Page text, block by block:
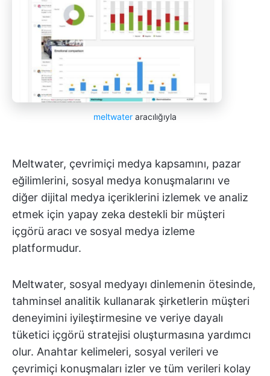
meltwater aracılığıyla
Meltwater, çevrimiçi medya kapsamını, pazar
eğilimlerini, sosyal medya konuşmalarını ve
diğer dijital medya içeriklerini izlemek ve analiz
etmek için yapay zeka destekli bir müşteri
içgörü aracı ve sosyal medya izleme
platformudur.
Meltwater, sosyal medyayı dinlemenin ötesinde,
tahminsel analitik kullanarak şirketlerin müşteri
deneyimini iyileştirmesine ve veriye dayalı
tüketici içgörü stratejisi oluşturmasına yardımcı
olur. Anahtar kelimeleri, sosyal verileri ve
çevrimiçi konuşmaları izler ve tüm verileri kolay